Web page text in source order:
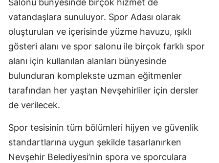
Salonu bünyesinde birçok hizmet de
vatandaşlara sunuluyor. Spor Adası olarak
oluşturulan ve içerisinde yüzme havuzu, ışıklı
gösteri alanı ve spor salonu ile birçok farklı spor
alanı için kullanılan alanları bünyesinde
bulunduran komplekste uzman eğitmenler
tarafından her yaştan Nevşehirliler için dersler
de verilecek.
Spor tesisinin tüm bölümleri hijyen ve güvenlik
standartlarına uygun şekilde tasarlanırken
Nevşehir Belediyesi’nin spora ve sporculara